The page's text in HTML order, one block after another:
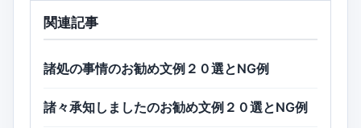
関連記事
諸処の事情のお勧め文例２０選とNG例
諸々承知しましたのお勧め文例２０選とNG例